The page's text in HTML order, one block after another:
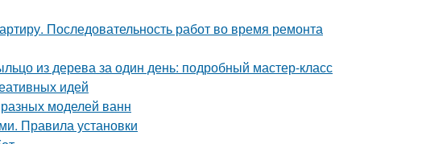
Последовательность работ во время ремонта
из дерева за один день: подробный мастер-класс
идей
моделей ванн
Правила установки